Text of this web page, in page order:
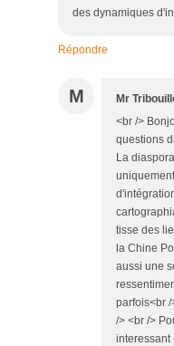
des dynamiques
Répondre
M Mr
<br />
questions
La
tisse des
la Chine
aussi une
parfois<br
/> <br />
interessant